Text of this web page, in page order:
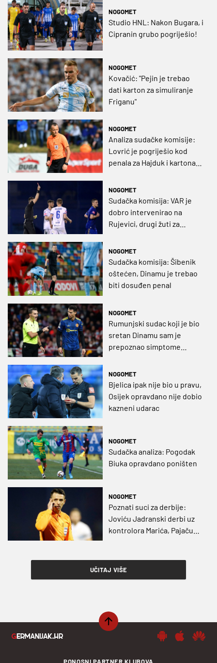
NOGOMET
Studio HNL: Nakon Bugara, i
Cipranin grubo pogriješio!
NOGOMET
Kovačić: "Pejin je trebao
dati karton za simuliranje
Friganu"
NOGOMET
Analiza sudačke komisije:
Lovrić je pogriješio kod
penala za Hajduk i kartona
proslavio
NOGOMET
Sudačka komisija: VAR je
dobro intervenirao na
Rujevici, drugi žuti za
NOGOMET
Sudačka komisija: Šibenik
oštećen, Dinamu je trebao
biti dosuđen penal
NOGOMET
Rumunjski sudac koji je bio
sretan Dinamu sam je
prepoznao simptome
NOGOMET
Bjelica ipak nije bio u pravu,
Osijek opravdano nije dobio
kazneni udarac
NOGOMET
Sudačka analiza: Pogodak
Biuka opravdano poništen
NOGOMET
Poznati suci za derbije:
Joviću Jadranski derbi uz
kontrolora Marića, Pajaču
UČITAJ VIŠE